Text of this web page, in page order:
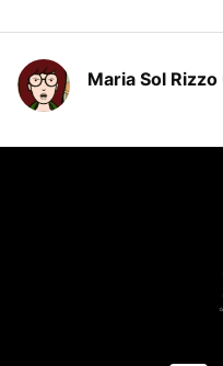
Maria Sol Rizzo